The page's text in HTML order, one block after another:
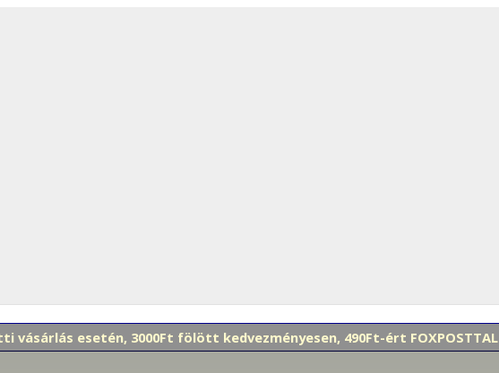
vásárlás esetén, 3000Ft fölött kedvezményesen, 490Ft-ért FOXPOSTTAL